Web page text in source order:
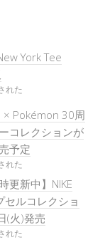
York Tee
れた
× Pokémon 30周
コレクションが
予定
れた
更新中】NIKE
セルコレクショ
(火)発売
れた